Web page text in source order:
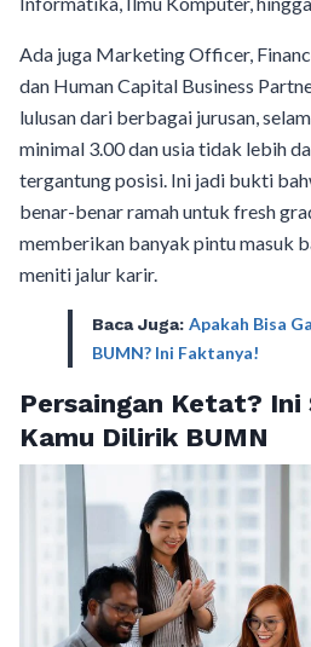
Ada juga Marketing Officer,
dan Human Capital Business
lulusan dari berbagai jurusan,
minimal 3.00 dan usia tidak lebih
tergantung posisi. Ini jadi bukti
benar-benar ramah untuk fresh
memberikan banyak pintu masuk
meniti jalur karir.
Baca Juga: Apakah Bisa
BUMN? Ini Faktanya!
Persaingan Ketat?
Kamu Dilirik BUMN